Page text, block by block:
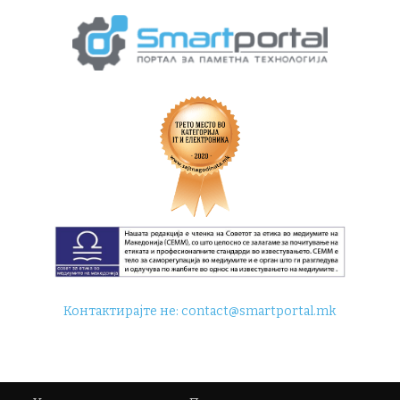
Контактирајте не:contact@smartportal.mk